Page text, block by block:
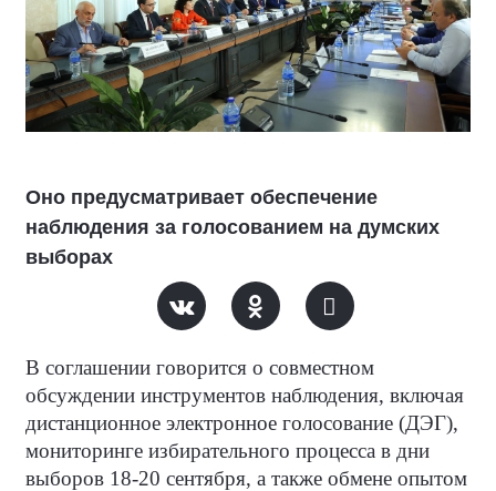
Оно предусматривает обеспечение
наблюдения за голосованием на думских
выборах
В соглашении говорится о совместном
обсуждении инструментов наблюдения, включая
дистанционное электронное голосование (ДЭГ),
мониторинге избирательного процесса в дни
выборов 18-20 сентября, а также обмене опытом